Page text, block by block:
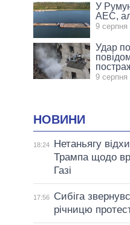
У
АЕС,
9 серпня
Удар
9 серпня
НОВИНИ
18:24
Нетаньягу
Трампа щодо
Газі
17:56
Сибіга
річницю